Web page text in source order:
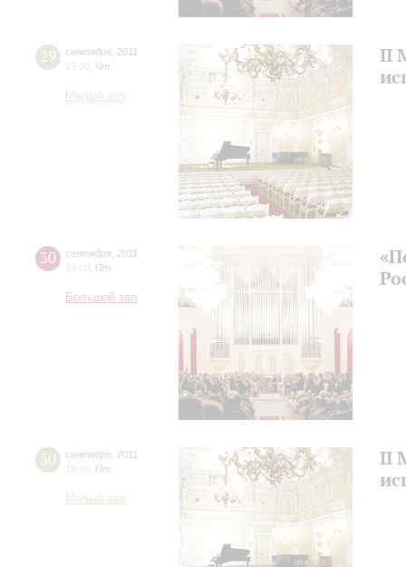
29 сентября 2011
19:00 Чт
Малый зал
II
30 сентября 2011
19:00 Пт
Большой зал
30 сентября 2011
19:00 Пт
Малый зал
II